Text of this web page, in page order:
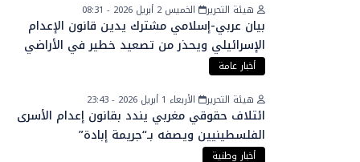
هيئة التحرير الخميس 2 أبريل 2026 - 08:31
بيان عربي-إسلامي مشترك يدين قانون الإعدام
الإسرائيلي ويحذر من تصعيد خطير في الأراضي
الفلسطينية
أخبار عامة
هيئة التحرير
الأربعاء 1 أبريل 2026 - 23:43
ائتلاف حقوقي مغربي يندد بقانون إعدام الأسرى
الفلسطينيين ويصفه بـ“جريمة إبادة”
أخبار وطنية